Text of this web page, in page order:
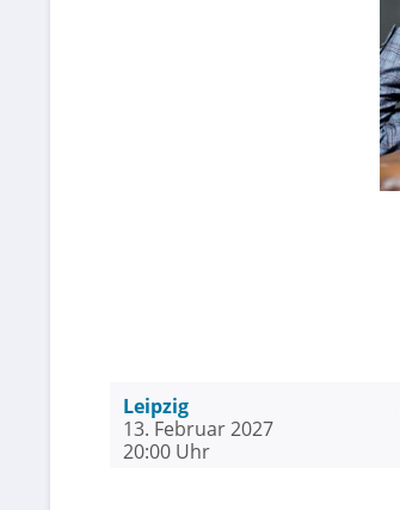
Leipzig
13. Februar 2027
20:00 Uhr